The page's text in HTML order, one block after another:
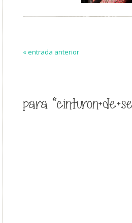
« entrada anterior
para